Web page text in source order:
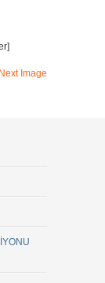
Next Image